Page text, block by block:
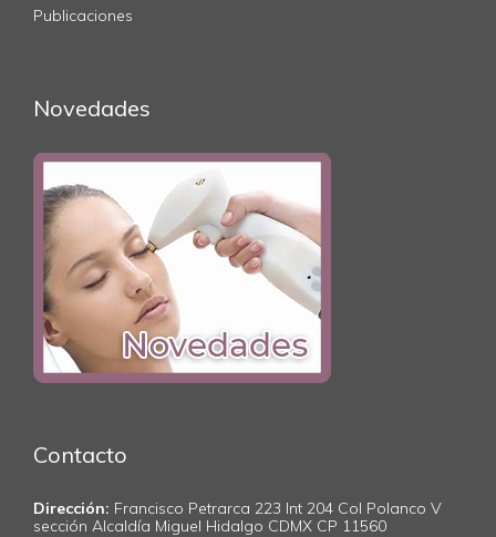
Publicaciones
Novedades
Contacto
Dirección: Francisco Petrarca 223 Int 204 Col Polanco V
sección Alcaldía Miguel Hidalgo CDMX CP 11560